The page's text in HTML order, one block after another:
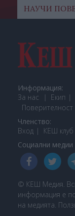
НАУЧИ
Информация:
За нас
Екип
Поверителност
Членство:
Вход
КЕШ клуб
Социални медии
© КЕШ Медия.
информация е
на медията.